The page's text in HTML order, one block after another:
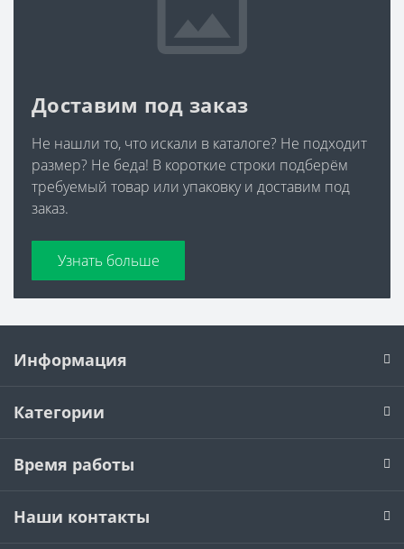
Доставим под заказ
Не нашли то, что искали в каталоге? Не подходит
размер? Не беда! В короткие строки подберём
требуемый товар или упаковку и доставим под
заказ.
Узнать больше
Информация
Категории
Время работы
Наши контакты